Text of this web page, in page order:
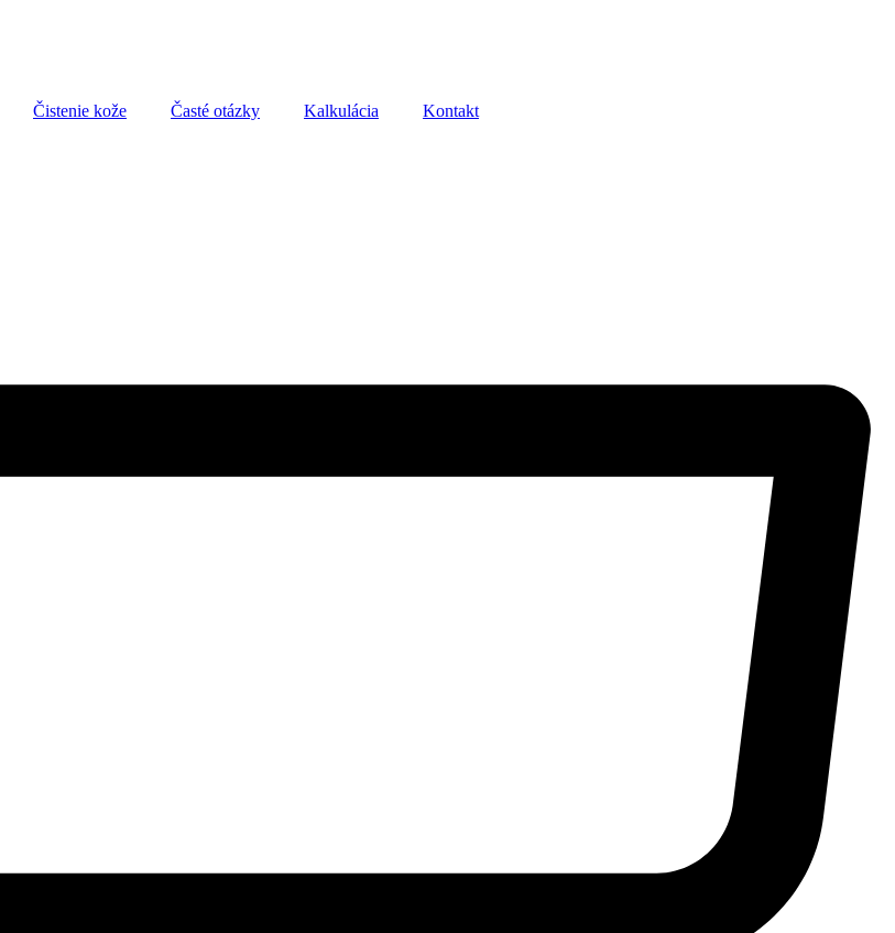
Čistenie kože Časté otázky Kalkulácia
Kontakt